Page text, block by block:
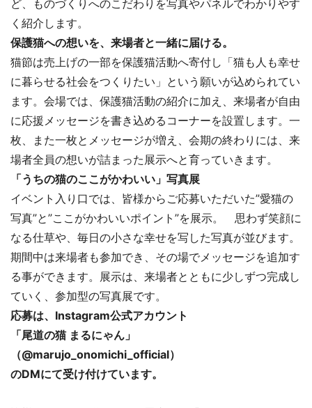
ど、ものづくりへのこだわりを写真やパネルでわかりやす
く紹介します。
保護猫への想いを、来場者と一緒に届ける。
猫節は売上げの一部を保護猫活動へ寄付し「猫も人も幸せ
に暮らせる社会をつくりたい」という願いが込められてい
ます。会場では、保護猫活動の紹介に加え、来場者が自由
に応援メッセージを書き込めるコーナーを設置します。一
枚、また一枚とメッセージが増え、会期の終わりには、来
場者全員の想いが詰まった展示へと育っていきます。
「うちの猫のここがかわいい」写真展
イベント入り口では、皆様からご応募いただいた”愛猫の
写真”と”ここがかわいいポイント”を展示。 思わず笑顔に
なる仕草や、毎日の小さな幸せを写した写真が並びます。
期間中は来場者も参加でき、その場でメッセージを追加す
る事ができます。展示は、来場者とともに少しずつ完成し
ていく、参加型の写真展です。
応募は、Instagram公式アカウント
「尾道の猫 まるにゃん」
（@marujo_onomichi_official）
のDMにて受け付けています。